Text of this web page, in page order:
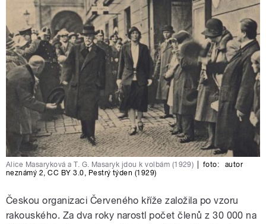
Alice Masaryková a T. G. Masaryk jdou k volbám (1929) foto:
autor
neznámý 2,CC BY 3.0, Pestrý týden (1929)
Českou organizaci Červeného kříže založila po vzoru
rakouského. Za dva roky narostl počet členů z 30 000 na